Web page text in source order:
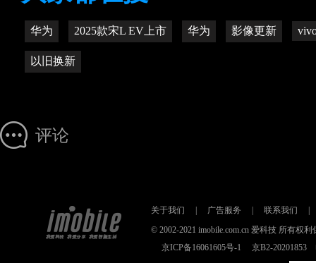
华为 2025款宋L EV上市 华为 影像更新
以旧换新
评论
关于我们 广告服务 联系我们
© 2002-2021 imobile.com.cn 爱科技 所有权
京ICP备16061605号-1
京B2-20201853